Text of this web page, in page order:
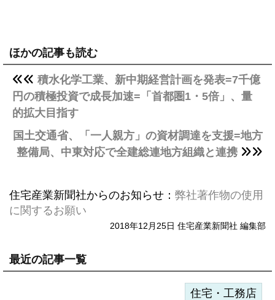
ほかの記事も読む
積水化学工業、新中期経営計画を発表=7千億
円の積極投資で成長加速=「首都圏1・5倍」、量
的拡大目指す
国土交通省、「一人親方」の資材調達を支援=地方
整備局、中東対応で全建総連地方組織と連携
住宅産業新聞社からのお知らせ： 弊社著作物の使用
に関するお願い
2018年12月25日 住宅産業新聞社 編集部
最近の記事一覧
住宅・工務店